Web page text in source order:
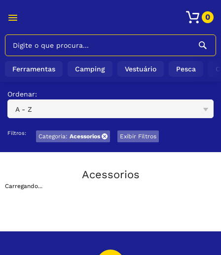
0
Ferramentas Camping Vestuário Pesca
Ordenar:
A - Z
Filtros: Categoria: Acessorios Exibir Filtros
Acessorios
Carregando...